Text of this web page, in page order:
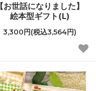
【お世話になりました】
絵本型ギフト(L)
3,300円(税込3,564円)